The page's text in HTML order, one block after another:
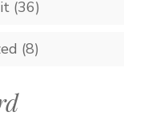
(36)
(8)